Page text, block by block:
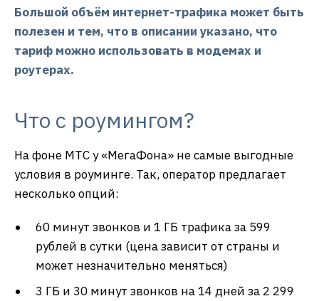
Большой объём интернет-трафика может быть
полезен и тем, что в описании указано, что
тариф можно использовать в модемах и
роутерах.
Что с роумингом?
На фоне МТС у «МегаФона» не самые выгодные
условия в роуминге. Так, оператор предлагает
несколько опций:
60 минут звонков и 1 ГБ трафика за 599
рублей в сутки (цена зависит от страны и
может незначительно меняться)
3 ГБ и 30 минут звонков на 14 дней за 2 299